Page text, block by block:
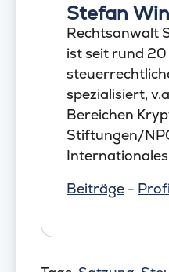
Stefan
Rechtsanwalt
ist seit rund
spezialisiert,
Bereichen
Stiftungen/
Beiträge -